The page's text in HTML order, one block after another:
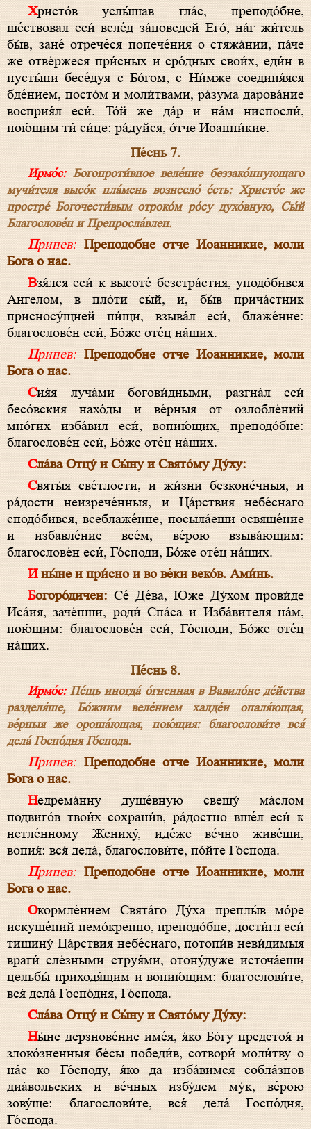
Христо́в услы́шав гла́с, преподо́бне,
ше́ствовал еси́ всле́д за́поведей Его́, на́г жи́тель
бы́в, зане́ отрече́ся попече́ния о стяжа́нии, па́че
же отве́ржеся при́сных и сро́дных свои́х, еди́н в
пусты́ни бесе́дуя с Бо́гом, с Ни́мже соединя́яся
бде́нием, посто́м и моли́твами, ра́зума дарова́ние
восприя́л еси́. То́й же да́р и на́м ниспосли́,
пою́щим ти́ си́це: ра́дуйся, о́тче Иоанни́кие.
Пе́снь 7.
Ирмо́с:Богопроти́вное веле́ние беззако́ннующаго
мучи́теля высо́к пла́мень вознесло́ е́сть: Христо́с же
простре́ Богочести́вым отроко́м ро́су духо́вную, Сы́й
Благослове́н и Препросла́влен.
Припев: Преподобне отче Иоанникие, моли
Бога о нас.
Взя́лся еси́ к высоте́ безстра́стия, уподо́бився
Ангелом, в пло́ти сы́й, и, бы́в прича́стник
присносу́щней пи́щи, взыва́л еси́, блаже́нне:
благослове́н еси́, Бо́же оте́ц на́ших.
Припев: Преподобне отче Иоанникие, моли
Бога о нас.
Сия́я луча́ми богови́дными, разгна́л еси́
бесо́вския нахо́ды и ве́рныя от озлобле́ний
мно́гих изба́вил еси́, вопию́щих, преподо́бне:
благослове́н еси́, Бо́же оте́ц на́ших.
Сла́ва Отцу́ и Сы́ну и Свято́му Ду́ху:
Святы́я све́тлости, и жи́зни безконе́чныя, и
ра́дости неизрече́нныя, и Ца́рствия небе́снаго
сподо́бився, всеблаже́нне, посыла́еши освяще́ние
и избавле́ние все́м, ве́рою взыва́ющим:
благослове́н еси́, Го́споди, Бо́же оте́ц на́ших.
И ны́не и при́сно и во ве́ки веко́в. Ами́нь.
Богоро́дичен:Се́ Де́ва, Юже Ду́хом прови́де
Иса́ия, заче́нши, роди́ Спа́са и Изба́вителя на́м,
пою́щим: благослове́н еси́, Го́споди, Бо́же оте́ц
на́ших.
Пе́снь 8.
Ирмо́с:Пе́щь иногда́ о́гненная в Вавило́не де́йства
разделя́ше, Бо́жиим веле́нием халде́и опаля́ющая,
ве́рныя же ороша́ющая, пою́щия: благослови́те вся́
дела́ Госпо́дня Го́спода.
Припев: Преподобне отче Иоанникие, моли
Бога о нас.
Недрема́нну душе́вную свещу́ ма́слом
подвиго́в твои́х сохрани́в, ра́достно вше́л еси́ к
нетле́нному Жениху́, иде́же ве́чно живе́ши,
вопия́: вся́ дела́, благослови́те, по́йте Го́спода.
Припев: Преподобне отче Иоанникие, моли
Бога о нас.
Окормле́нием Свята́го Ду́ха преплы́в мо́ре
искуше́ний немо́кренно, преподо́бне, дости́гл еси́
тишину́ Ца́рствия небе́снаго, потопи́в неви́димыя
враги́ сле́зными струя́ми, отону́дуже источа́еши
цельбы́ приходя́щим и вопию́щим: благослови́те,
вся́ дела́ Госпо́дня, Го́спода.
Сла́ва Отцу́ и Сы́ну и Свято́му Ду́ху:
Ны́не дерзнове́ние име́я, я́ко Бо́гу предстоя́ и
злоко́зненныя бе́сы победи́в, сотвори́ моли́тву о
на́с ко Го́споду, я́ко да изба́вимся собла́знов
диа́вольских и ве́чных избу́дем му́к, ве́рою
зову́ще: благослови́те, вся́ дела́ Госпо́дня,
Го́спода.